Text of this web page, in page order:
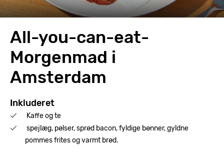
All-you-can-eat-
Morgenmad i
Amsterdam
Inkluderet
Kaffe og te
spejlæg, pølser, sprød bacon, fyldige bønner, gyldne
pommes frites og varmt brød.